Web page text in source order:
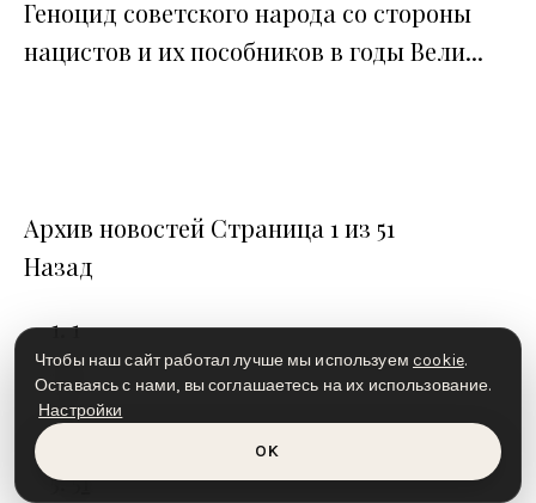
Геноцид советского народа со стороны
нацистов и их пособников в годы Вели...
Архив новостей Страница 1 из 51
Назад
1
2
3
51
Чтобы наш сайт работал лучше мы используемcookie.
Оставаясь с нами, вы соглашаетесь на их использование.
Настройки
OK